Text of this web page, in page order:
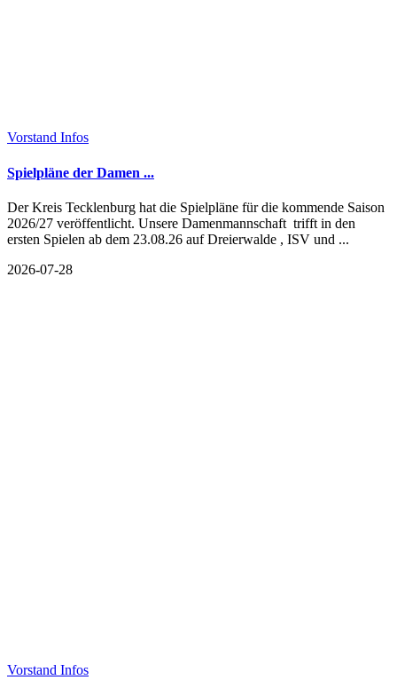
Vorstand Infos
Spielpläne der Damen ...
Der Kreis Tecklenburg hat die Spielpläne für die kommende Saison
2026/27 veröffentlicht. Unsere Damenmannschaft trifft in den
ersten Spielen ab dem 23.08.26 auf Dreierwalde , ISV und ...
2026-07-28
Vorstand Infos